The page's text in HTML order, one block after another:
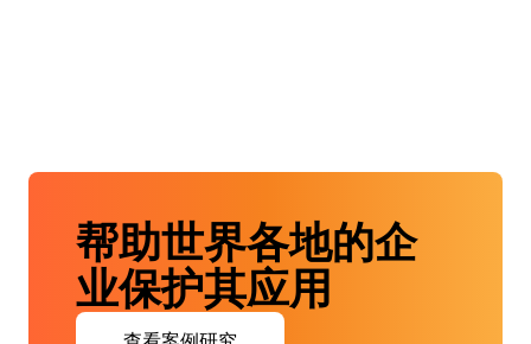
帮助世界各地的企
业保护其应用